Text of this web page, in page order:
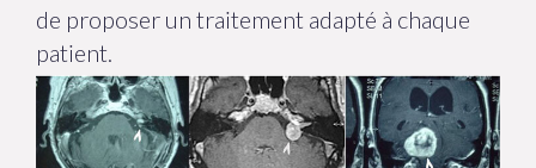
de proposer un traitement adapté à chaque
patient.